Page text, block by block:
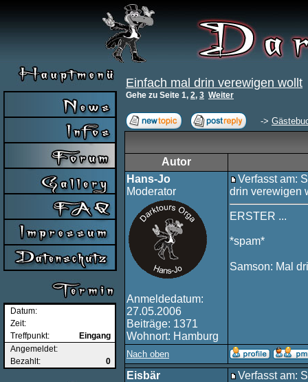
Datum:
Zeit:
Treffpunkt:
Eingang
Angemeldet:
Bezahlt:
0
Einfach mal drin verewigen wollt
Gehe zu Seite 1, 2, 3 Weiter
->
Autor
Hans-Jo
Moderator
Anmeldedatum:
27.05.2006
Beiträge: 1371
Wohnort: Hamburg
Verfasst am:
drin verewigen
ERSTER ...
*spam*
Samson: Mal
Nach oben
Eisbär Verfasst am: